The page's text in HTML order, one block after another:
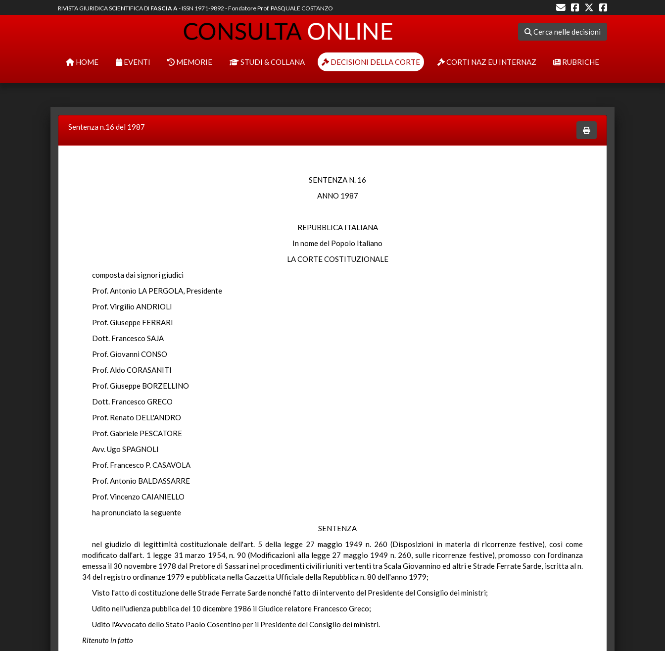
RIVISTA GIURIDICA SCIENTIFICA DI FASCIA A- ISSN 1971-9892 - Fondatore Prof. PASQUALE COSTANZO
Cerca nelle decisioni
HOME EVENTI MEMORIE STUDI & COLLANA DECISIONI DELLA CORTE CORTI NAZ EU INTERNAZ RUBRICHE
Sentenza n.16 del 1987
SENTENZA N. 16
ANNO 1987
REPUBBLICA ITALIANA
In nome del Popolo Italiano
LA CORTE COSTITUZIONALE
composta dai signori giudici
Prof. Antonio LA PERGOLA, Presidente
Prof. Virgilio ANDRIOLI
Prof. Giuseppe FERRARI
Dott. Francesco SAJA
Prof. Giovanni CONSO
Prof. Aldo CORASANITI
Prof. Giuseppe BORZELLINO
Dott. Francesco GRECO
Prof. Renato DELL'ANDRO
Prof. Gabriele PESCATORE
Avv. Ugo SPAGNOLI
Prof. Francesco P. CASAVOLA
Prof. Antonio BALDASSARRE
Prof. Vincenzo CAIANIELLO
ha pronunciato la seguente
SENTENZA
nel giudizio di legittimità costituzionale dell'art. 5 della legge 27 maggio 1949 n. 260 (Disposizioni in materia di ricorrenze festive), così come
modificato dall'art. 1 legge 31 marzo 1954, n. 90 (Modificazioni alla legge 27 maggio 1949 n. 260, sulle ricorrenze festive), promosso con l'ordinanza
emessa il 30 novembre 1978 dal Pretore di Sassari nei procedimenti civili riuniti vertenti tra Scala Giovannino ed altri e Strade Ferrate Sarde, iscritta al n.
34 del registro ordinanze 1979 e pubblicata nella Gazzetta Ufficiale della Repubblica n. 80 dell'anno 1979;
Visto l'atto di costituzione delle Strade Ferrate Sarde nonché l'atto di intervento del Presidente del Consiglio dei ministri;
Udito nell'udienza pubblica del 10 dicembre 1986 il Giudice relatore Francesco Greco;
Udito l'Avvocato dello Stato Paolo Cosentino per il Presidente del Consiglio dei ministri.
Ritenuto in fatto